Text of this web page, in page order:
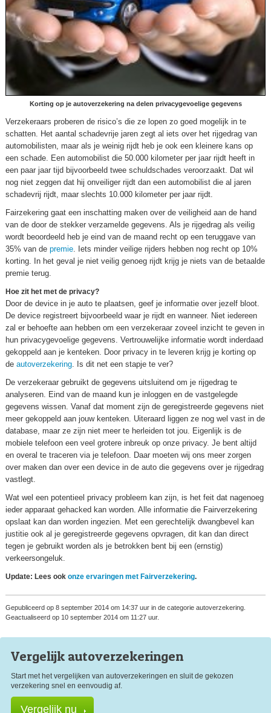
Korting op je autoverzekering na delen privacygevoelige gegevens
Verzekeraars proberen de risico’s die ze lopen zo goed mogelijk in te
schatten. Het aantal schadevrije jaren zegt al iets over het rijgedrag van
automobilisten, maar als je weinig rijdt heb je ook een kleinere kans op
een schade. Een automobilist die 50.000 kilometer per jaar rijdt heeft in
een paar jaar tijd bijvoorbeeld twee schuldschades veroorzaakt. Dat wil
nog niet zeggen dat hij onveiliger rijdt dan een automobilist die al jaren
schadevrij rijdt, maar slechts 10.000 kilometer per jaar rijdt.
Fairzekering gaat een inschatting maken over de veiligheid aan de hand
van de door de stekker verzamelde gegevens. Als je rijgedrag als veilig
wordt beoordeeld heb je eind van de maand recht op een teruggave van
35% van de premie. Iets minder veilige rijders hebben nog recht op 10%
korting. In het geval je niet veilig genoeg rijdt krijg je niets van de betaalde
premie terug.
Hoe zit het met de privacy?
Door de device in je auto te plaatsen, geef je informatie over jezelf bloot.
De device registreert bijvoorbeeld waar je rijdt en wanneer. Niet iedereen
zal er behoefte aan hebben om een verzekeraar zoveel inzicht te geven in
hun privacygevoelige gegevens. Vertrouwelijke informatie wordt inderdaad
gekoppeld aan je kenteken. Door privacy in te leveren krijg je korting op
de autoverzekering. Is dit net een stapje te ver?
De verzekeraar gebruikt de gegevens uitsluitend om je rijgedrag te
analyseren. Eind van de maand kun je inloggen en de vastgelegde
gegevens wissen. Vanaf dat moment zijn de geregistreerde gegevens niet
meer gekoppeld aan jouw kenteken. Uiteraard liggen ze nog wel vast in de
database, maar ze zijn niet meer te herleiden tot jou. Eigenlijk is de
mobiele telefoon een veel grotere inbreuk op onze privacy. Je bent altijd
en overal te traceren via je telefoon. Daar moeten wij ons meer zorgen
over maken dan over een device in de auto die gegevens over je rijgedrag
vastlegt.
Wat wel een potentieel privacy probleem kan zijn, is het feit dat nagenoeg
ieder apparaat gehacked kan worden. Alle informatie die Fairverzekering
opslaat kan dan worden ingezien. Met een gerechtelijk dwangbevel kan
justitie ook al je geregistreerde gegevens opvragen, dit kan dan direct
tegen je gebruikt worden als je betrokken bent bij een (ernstig)
verkeersongeluk.
Update: Lees ook onze ervaringen met Fairverzekering.
Gepubliceerd op 8 september 2014 om 14:37 uur in de categorie autoverzekering.
Geactualiseerd op 10 september 2014 om 11:27 uur.
Vergelijk autoverzekeringen
Start met het vergelijken van autoverzekeringen en sluit de gekozen
verzekering snel en eenvoudig af.
Vergelijk nu